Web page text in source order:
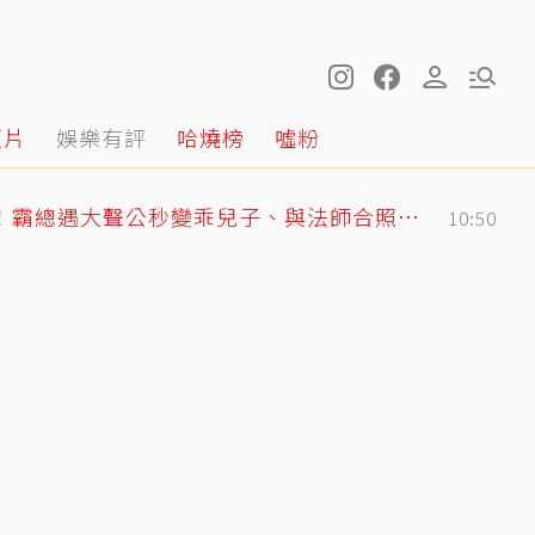
娛樂有評 哈燒榜 噓粉
GD私下反差萌藏不住！霸總遇大聲公秒變乖兒子、與法師合照掀網暴動 10:50